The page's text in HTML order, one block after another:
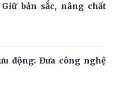
bản sắc, nâng chất
động: Đưa công nghệ